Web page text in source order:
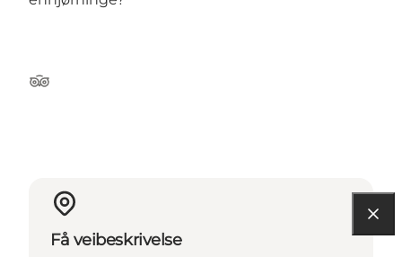
Tripadvisor
Få veibeskrivelse